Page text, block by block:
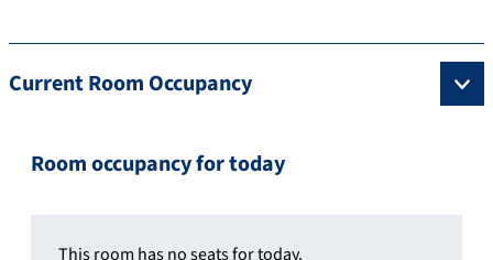
Current Room Occupancy
Room occupancy for today
This room has no seats for today.